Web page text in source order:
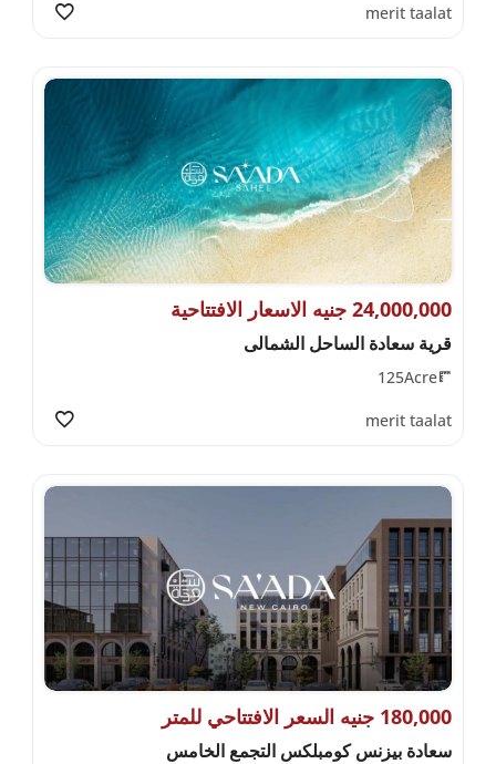
merit taalat
24,000,000 جنيه الاسعار الافتتاحية
قرية سعادة الساحل الشمالى
125Acre
merit taalat
180,000 جنيه السعر الافتتاحي للمتر
سعادة بيزنس كومبلكس التجمع الخامس